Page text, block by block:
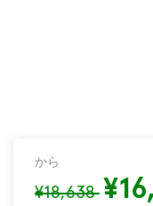
から
¥18,638